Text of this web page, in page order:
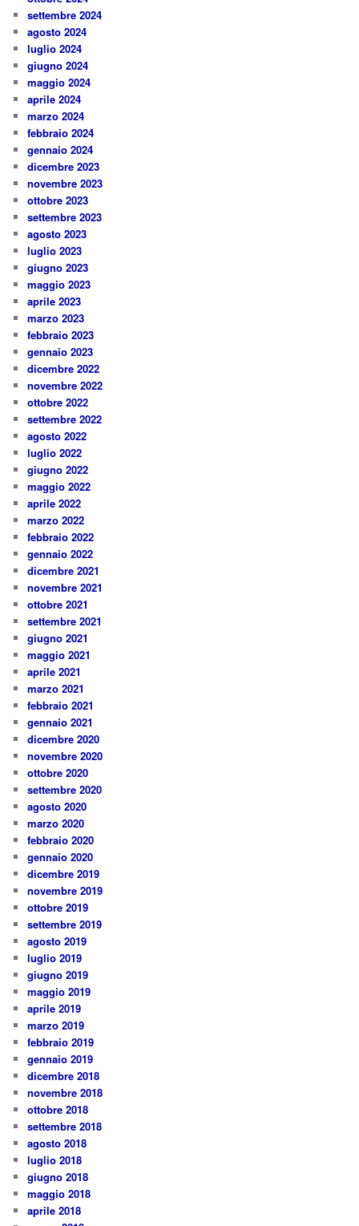
settembre 2024
agosto 2024
luglio 2024
giugno 2024
maggio 2024
aprile 2024
marzo 2024
febbraio 2024
gennaio 2024
dicembre 2023
novembre 2023
ottobre 2023
settembre 2023
agosto 2023
luglio 2023
giugno 2023
maggio 2023
aprile 2023
marzo 2023
febbraio 2023
gennaio 2023
dicembre 2022
novembre 2022
ottobre 2022
settembre 2022
agosto 2022
luglio 2022
giugno 2022
maggio 2022
aprile 2022
marzo 2022
febbraio 2022
gennaio 2022
dicembre 2021
novembre 2021
ottobre 2021
settembre 2021
giugno 2021
maggio 2021
aprile 2021
marzo 2021
febbraio 2021
gennaio 2021
dicembre 2020
novembre 2020
ottobre 2020
settembre 2020
agosto 2020
marzo 2020
febbraio 2020
gennaio 2020
dicembre 2019
novembre 2019
ottobre 2019
settembre 2019
agosto 2019
luglio 2019
giugno 2019
maggio 2019
aprile 2019
marzo 2019
febbraio 2019
gennaio 2019
dicembre 2018
novembre 2018
ottobre 2018
settembre 2018
agosto 2018
luglio 2018
giugno 2018
maggio 2018
aprile 2018